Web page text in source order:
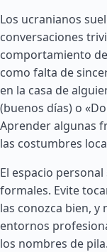
Los ucranianos
conversaciones
comportamiento
como falta de
en la casa de
(buenos días) o
Aprender algunas
las costumbres
El espacio
formales. Evite
las conozca bien,
entornos
los nombres de